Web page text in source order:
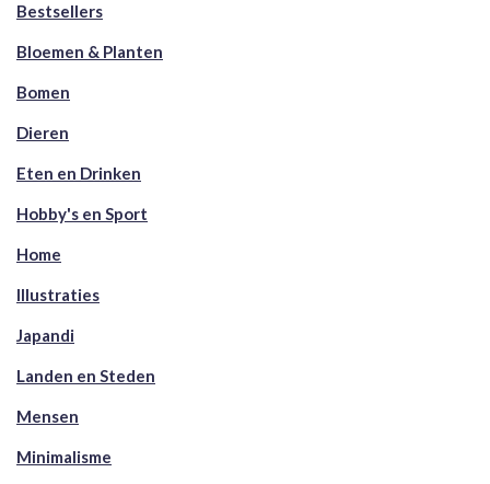
Bestsellers
Bloemen & Planten
Bomen
Dieren
Eten en Drinken
Hobby's en Sport
Home
Illustraties
Japandi
Landen en Steden
Mensen
Minimalisme